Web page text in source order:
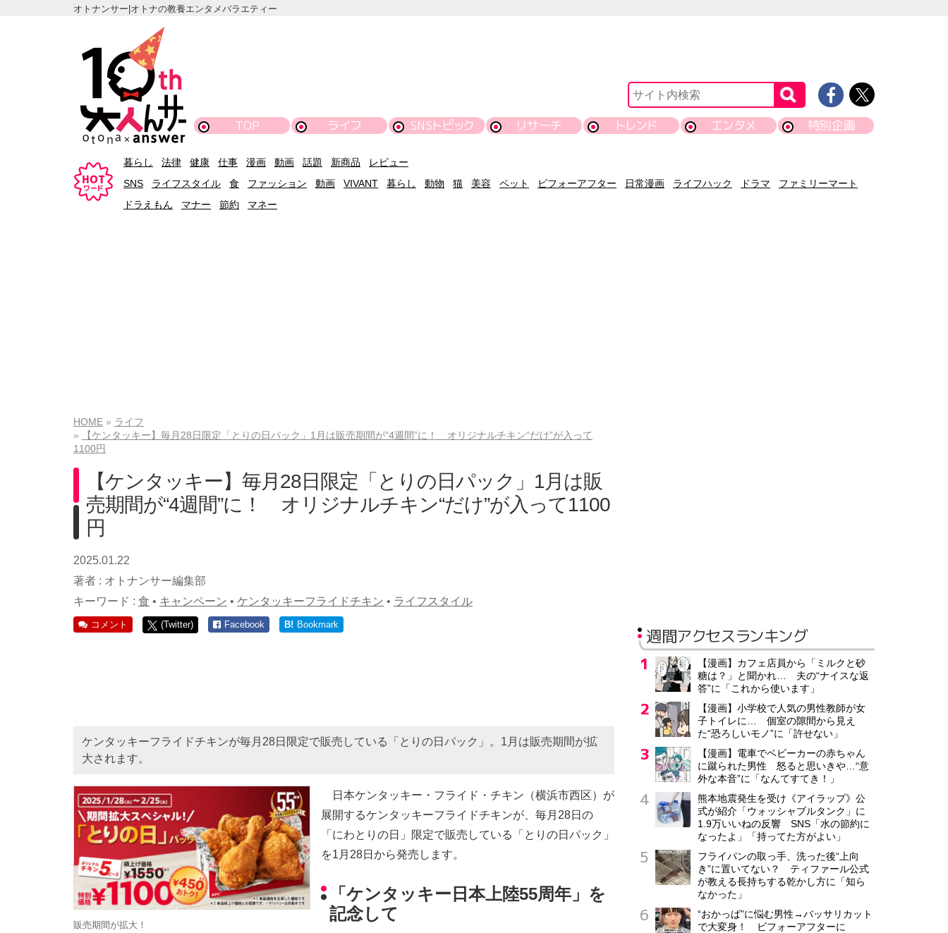
オトナンサー|オトナの教養エンタメバラエティー
TOP ライフ SNSトピック リサーチ トレンド エンタメ 特別企画
暮らし 法律 健康 仕事 漫画 動画 話題 新商品
レビュー
SNS
ライフスタイル 食 ファッション 動画 VIVANT 暮らし 動物 猫 美容 ペット ビフォーアフター 日常漫画 ライフハック ドラマ
ファミリーマート
ドラえもん
マナー 節約 マネー
HOME
ライフ
【ケンタッキー】毎月28日限定「とりの日パック」1月は販売期間が“4週間”に！ オリジナルチキン“だけ”が入って
1100円
【ケンタッキー】毎月28日限定「とりの日パック」1月は販
売期間が“4週間”に！ オリジナルチキン“だけ”が入って1100
円
2025.01.22
著者 : オトナンサー編集部
キーワード : 食 • キャンペーン • ケンタッキーフライドチキン • ライフスタイル
コメント (Twitter) Facebook B! Bookmark
ケンタッキーフライドチキンが毎月28日限定で販売している「とりの日パック」。1月は販売期間が拡
大されます。
販売期間が拡大！
日本ケンタッキー・フライド・チキン（横浜市西区）が
展開するケンタッキーフライドチキンが、毎月28日の
「にわとりの日」限定で販売している「とりの日パック」
を1月28日から発売します。
「ケンタッキー日本上陸55周年」を
記念して
週間アクセスランキング
【漫画】カフェ店員から「ミルクと砂
糖は？」と聞かれ… 夫の“ナイスな返
答”に「これから使います」
【漫画】小学校で人気の男性教師が女
子トイレに… 個室の隙間から見え
た“恐ろしいモノ”に「許せない」
【漫画】電車でベビーカーの赤ちゃん
に蹴られた男性 怒ると思いきや…“意
外な本音”に「なんてすてき！」
熊本地震発生を受け《アイラップ》公
式が紹介「ウォッシャブルタンク」に
1.9万いいねの反響 SNS「水の節約に
なったよ」「持ってた方がよい」
フライパンの取っ手、洗った後“上向
き”に置いてない？ ティファール公式
が教える長持ちする乾かし方に「知ら
なかった」
“おかっぱ”に悩む男性→バッサリカット
で大変身！ ビフォーアフターに